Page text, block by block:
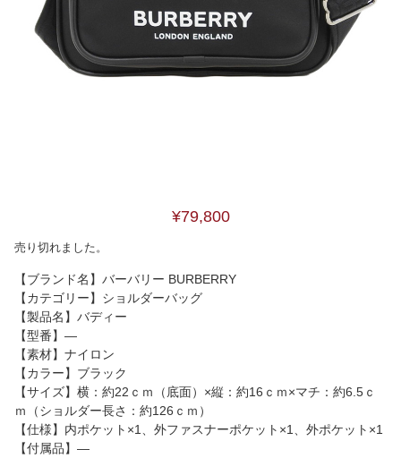
¥79,800
売り切れました。
【ブランド名】バーバリー BURBERRY
【カテゴリー】ショルダーバッグ
【製品名】バディー
【型番】―
【素材】ナイロン
【カラー】ブラック
【サイズ】横：約22ｃｍ（底面）×縦：約16ｃｍ×マチ：約6.5ｃ
ｍ（ショルダー長さ：約126ｃｍ）
【仕様】内ポケット×1、外ファスナーポケット×1、外ポケット×1
【付属品】―